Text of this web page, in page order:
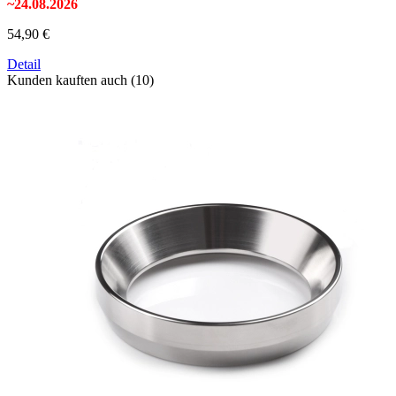
~24.08.2026
54,90 €
Detail
Kunden kauften auch (10)